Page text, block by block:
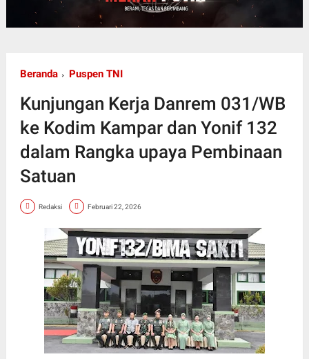
Beranda Puspen TNI
Kunjungan Kerja Danrem 031/WB
ke Kodim Kampar dan Yonif 132
dalam Rangka upaya Pembinaan
Satuan
Redaksi Februari 22, 2026